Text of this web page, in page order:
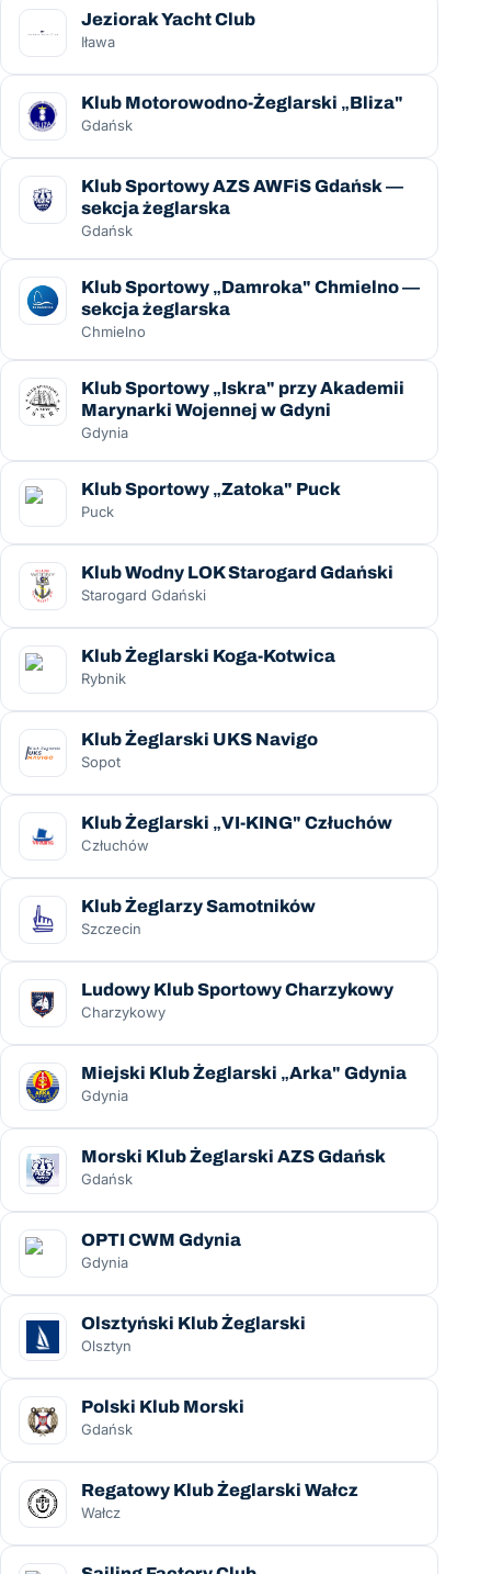
Jeziorak Yacht Club
Iława
Klub Motorowodno-Żeglarski „Bliza"
Gdańsk
Klub Sportowy AZS AWFiS Gdańsk —
sekcja żeglarska
Gdańsk
Klub Sportowy „Damroka" Chmielno —
sekcja żeglarska
Chmielno
Klub Sportowy „Iskra" przy Akademii
Marynarki Wojennej w Gdyni
Gdynia
Klub Sportowy „Zatoka" Puck
Puck
Klub Wodny LOK Starogard Gdański
Starogard Gdański
Klub Żeglarski Koga-Kotwica
Rybnik
Klub Żeglarski UKS Navigo
Sopot
Klub Żeglarski „VI-KING" Człuchów
Człuchów
Klub Żeglarzy Samotników
Szczecin
Ludowy Klub Sportowy Charzykowy
Charzykowy
Miejski Klub Żeglarski „Arka" Gdynia
Gdynia
Morski Klub Żeglarski AZS Gdańsk
Gdańsk
OPTI CWM Gdynia
Gdynia
Olsztyński Klub Żeglarski
Olsztyn
Polski Klub Morski
Gdańsk
Regatowy Klub Żeglarski Wałcz
Wałcz